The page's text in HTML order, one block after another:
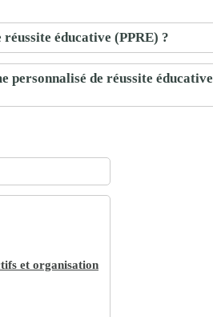
éducative (PPRE) ?
personnalisé de réussite éducative
et organisation